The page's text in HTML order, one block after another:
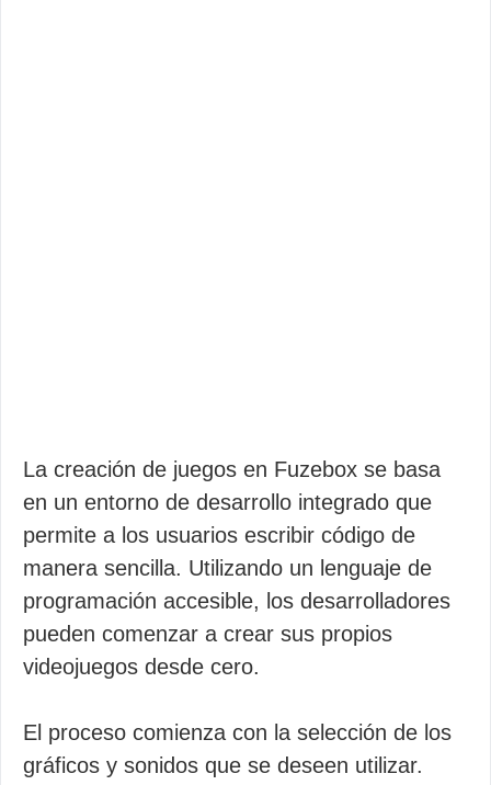
La creación de juegos en Fuzebox se basa
en un entorno de desarrollo integrado que
permite a los usuarios escribir código de
manera sencilla. Utilizando un lenguaje de
programación accesible, los desarrolladores
pueden comenzar a crear sus propios
videojuegos desde cero.
El proceso comienza con la selección de los
gráficos y sonidos que se deseen utilizar.